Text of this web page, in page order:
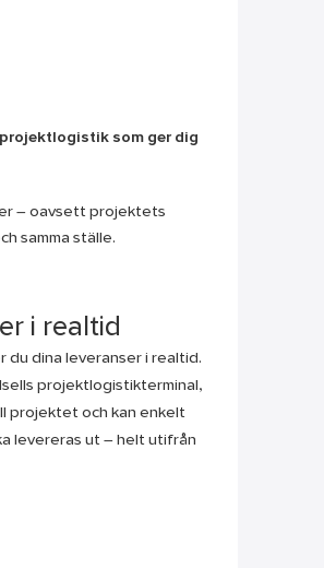
som ger dig
– oavsett projektets
samma ställe.
i realtid
du dina leveranser i realtid.
projektlogistikterminal,
projektet och kan enkelt
levereras ut – helt utifrån